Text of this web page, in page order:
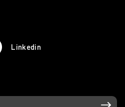
Linkedin